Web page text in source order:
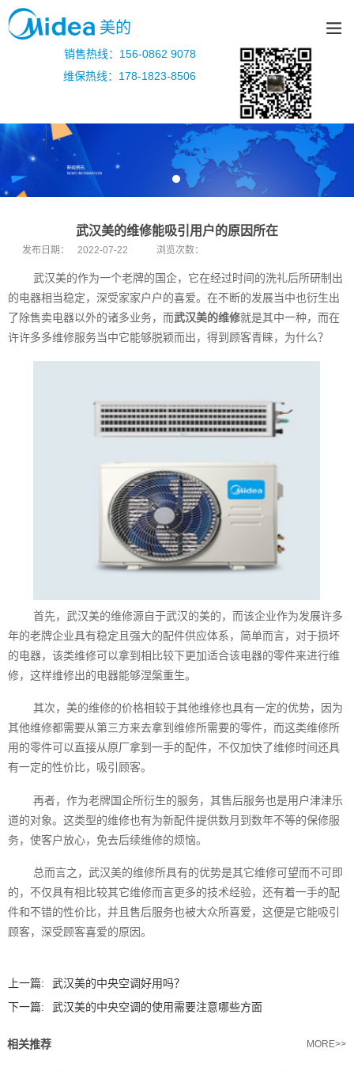
美的
销售热线：156-0862 9078
维保热线：178-1823-8506
武汉美的维修能吸引用户的原因所在
发布日期： 2022-07-22 浏览次数：
武汉美的作为一个老牌的国企，它在经过时间的洗礼后所研制出
的电器相当稳定，深受家家户户的喜爱。在不断的发展当中也衍生出
了除售卖电器以外的诸多业务，而武汉美的维修就是其中一种，而在
许许多多维修服务当中它能够脱颖而出，得到顾客青睐，为什么？
首先，武汉美的维修源自于武汉的美的，而该企业作为发展许多
年的老牌企业具有稳定且强大的配件供应体系，简单而言，对于损坏
的电器，该类维修可以拿到相比较下更加适合该电器的零件来进行维
修，这样维修出的电器能够涅槃重生。
其次，美的维修的价格相较于其他维修也具有一定的优势，因为
其他维修都需要从第三方来去拿到维修所需要的零件，而这类维修所
用的零件可以直接从原厂拿到一手的配件，不仅加快了维修时间还具
有一定的性价比，吸引顾客。
再者，作为老牌国企所衍生的服务，其售后服务也是用户津津乐
道的对象。这类型的维修也有为新配件提供数月到数年不等的保修服
务，使客户放心，免去后续维修的烦恼。
总而言之，武汉美的维修所具有的优势是其它维修可望而不可即
的，不仅具有相比较其它维修而言更多的技术经验，还有着一手的配
件和不错的性价比，并且售后服务也被大众所喜爱，这便是它能吸引
顾客，深受顾客喜爱的原因。
上一篇:
武汉美的中央空调好用吗？
下一篇:
武汉美的中央空调的使用需要注意哪些方面
相关推荐 MORE>>